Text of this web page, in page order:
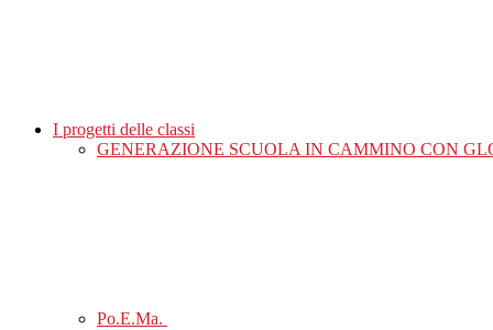
I progetti delle classi
GENERAZIONE SCUOLA IN CAMMINO CON
Po.E.Ma.